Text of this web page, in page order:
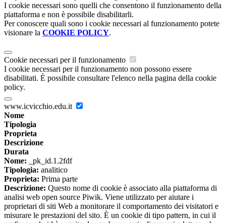
I cookie necessari sono quelli che consentono il funzionamento della
piattaforma e non è possibile disabilitarli.
Per conoscere quali sono i cookie necessari al funzionamento potete
visionare la COOKIE POLICY.
Cookie necessari per il funzionamento
I cookie necessari per il funzionamento non possono essere
disabilitati. È possibile consultare l'elenco nella pagina della cookie
policy.
www.icvicchio.edu.it
Nome
Tipologia
Proprieta
Descrizione
Durata
Nome: _pk_id.1.2fdf
Tipologia: analitico
Proprieta: Prima parte
Descrizione: Questo nome di cookie è associato alla piattaforma di
analisi web open source Piwik. Viene utilizzato per aiutare i
proprietari di siti Web a monitorare il comportamento dei visitatori e
misurare le prestazioni del sito. È un cookie di tipo pattern, in cui il